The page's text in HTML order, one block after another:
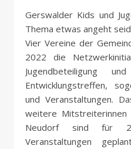
Gerswalder Kids und Jugend, Ihr und alle, die das
Thema etwas angeht
Vier Vereine der
2022 die
Jugendbeteiligung
Entwicklungstreffen,
und Veranstaltungen.
weitere
Neudorf sind für
Veranstaltungen